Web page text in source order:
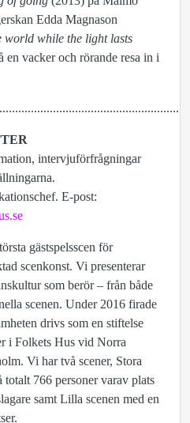
Edda Magnason
world while the light lasts
vacker och rörande resa in i
intervjuförfrågningar
E-post:
gästspelsscen för
scenkonst. Vi presenterar
som berör – från både
scenen. Under 2016 firade
drivs som en stiftelse
i Folkets Hus vid Norra
Vi har två scener, Stora
totalt 766 personer varav plats
samt Lilla scenen med en